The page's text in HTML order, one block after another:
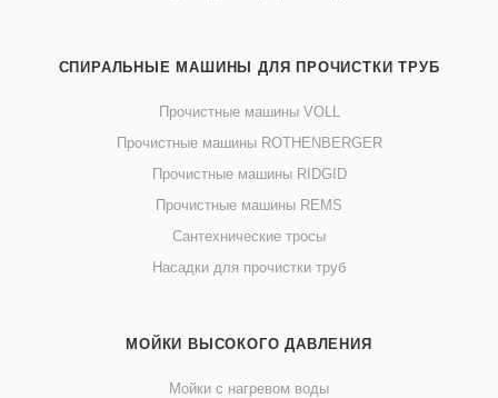
СПИРАЛЬНЫЕ МАШИНЫ ДЛЯ ПРОЧИСТКИ ТРУБ
Прочистные машины VOLL
Прочистные машины ROTHENBERGER
Прочистные машины RIDGID
Прочистные машины REMS
Сантехнические тросы
Насадки для прочистки труб
МОЙКИ ВЫСОКОГО ДАВЛЕНИЯ
Мойки с нагревом воды